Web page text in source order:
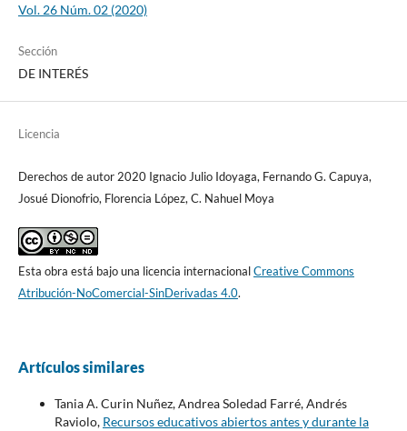
Vol. 26 Núm. 02 (2020)
Sección
DE INTERÉS
Licencia
Derechos de autor 2020 Ignacio Julio Idoyaga, Fernando G. Capuya,
Josué Dionofrio, Florencia López, C. Nahuel Moya
Esta obra está bajo una licencia internacionalCreative Commons
Atribución-NoComercial-SinDerivadas 4.0.
Artículos similares
Tania A. Curin Nuñez, Andrea Soledad Farré, Andrés
Raviolo, Recursos educativos abiertos antes y durante la